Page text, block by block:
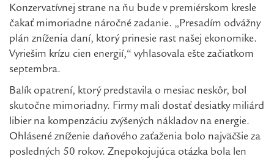
Konzervatívnej strane na ňu bude v premiérskom kresle
čakať mimoriadne náročné zadanie. „Presadím odvážny
plán zníženia daní, ktorý prinesie rast našej ekonomike.
Vyriešim krízu cien energií,“ vyhlasovala ešte začiatkom
septembra.
Balík opatrení, ktorý predstavila o mesiac neskôr, bol
skutočne mimoriadny. Firmy mali dostať desiatky miliárd
libier na kompenzáciu zvýšených nákladov na energie.
Ohlásené zníženie daňového zaťaženia bolo najväčšie za
posledných 50 rokov. Znepokojujúca otázka bola len